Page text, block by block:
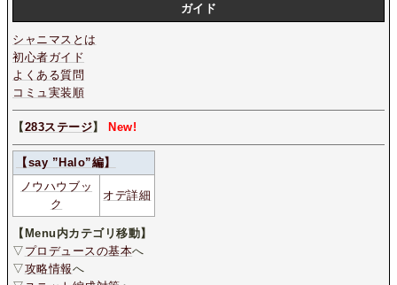
ガイド
シャニマスとは
初心者ガイド
よくある質問
コミュ実装順
【283ステージ】 New!
【say ”Halo”編】
ノウハウブッ
ク
オデ詳細
【Menu内カテゴリ移動】
▽ プロデュースの基本へ
▽攻略情報へ